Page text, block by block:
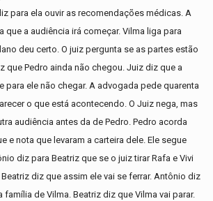
para ela ouvir as recomendações médicas. A
que a audiência irá começar. Vilma liga para
deu certo. O juiz pergunta se as partes estão
que Pedro ainda não chegou. Juiz diz que a
para ele não chegar. A advogada pede quarenta
o que está acontecendo. O Juiz nega, mas
audiência antes da de Pedro. Pedro acorda
e nota que levaram a carteira dele. Ele segue
diz para Beatriz que se o juiz tirar Rafa e Vivi
diz que assim ele vai se ferrar. Antônio diz
família de Vilma. Beatriz diz que Vilma vai parar.